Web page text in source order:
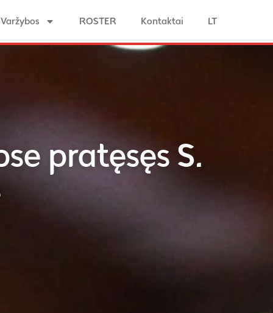
Varžybos ROSTER Kontaktai LT
pratęsęs S.